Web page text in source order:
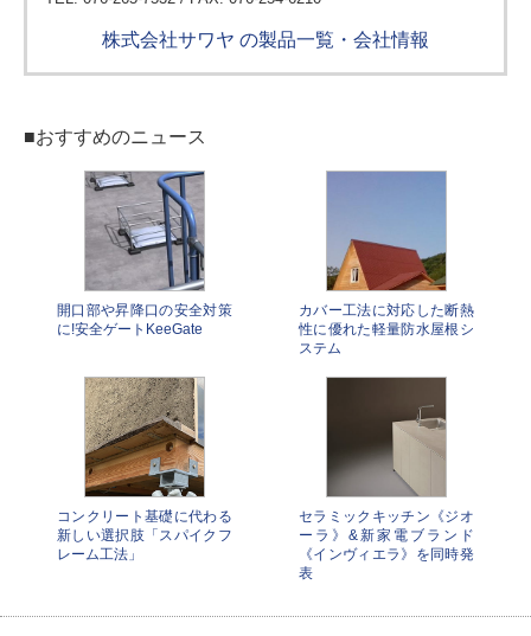
株式会社サワヤ の製品一覧・会社情報
■おすすめのニュース
開口部や昇降口の安全対策
に!安全ゲートKeeGate
カバー工法に対応した断熱
性に優れた軽量防水屋根シ
ステム
コンクリート基礎に代わる
新しい選択肢「スパイクフ
レーム工法」
セラミックキッチン《ジオ
ーラ》&新家電ブランド
《インヴィエラ》を同時発
表